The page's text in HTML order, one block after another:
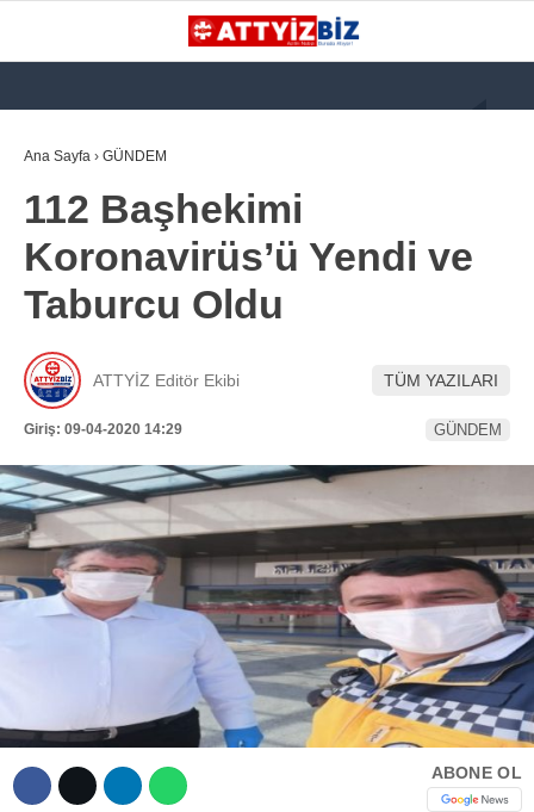
WhatsApp İhbar
Hattı
Facebook
KATEGORİLER
GÜNDEM
112 ACİL
ATT
PARAMEDİK (AABT)
STK
İLANLAR
TERCİH ROBOTU
Ana Sayfa › GÜNDEM
112 Başhekimi
Koronavirüs’ü Yendi ve
Taburcu Oldu
ATTYİZ Editör Ekibi TÜM YAZILARI
Giriş: 09-04-2020 14:29 GÜNDEM
ABONE OL